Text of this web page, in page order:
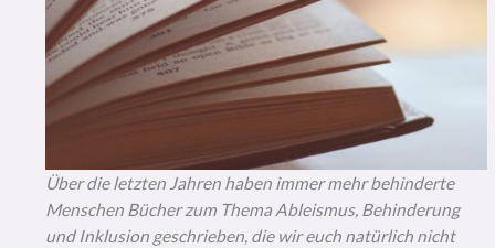
Über die letzten Jahren haben immer mehr behinderte
Menschen Bücher zum Thema Ableismus, Behinderung
und Inklusion geschrieben, die wir euch natürlich nicht